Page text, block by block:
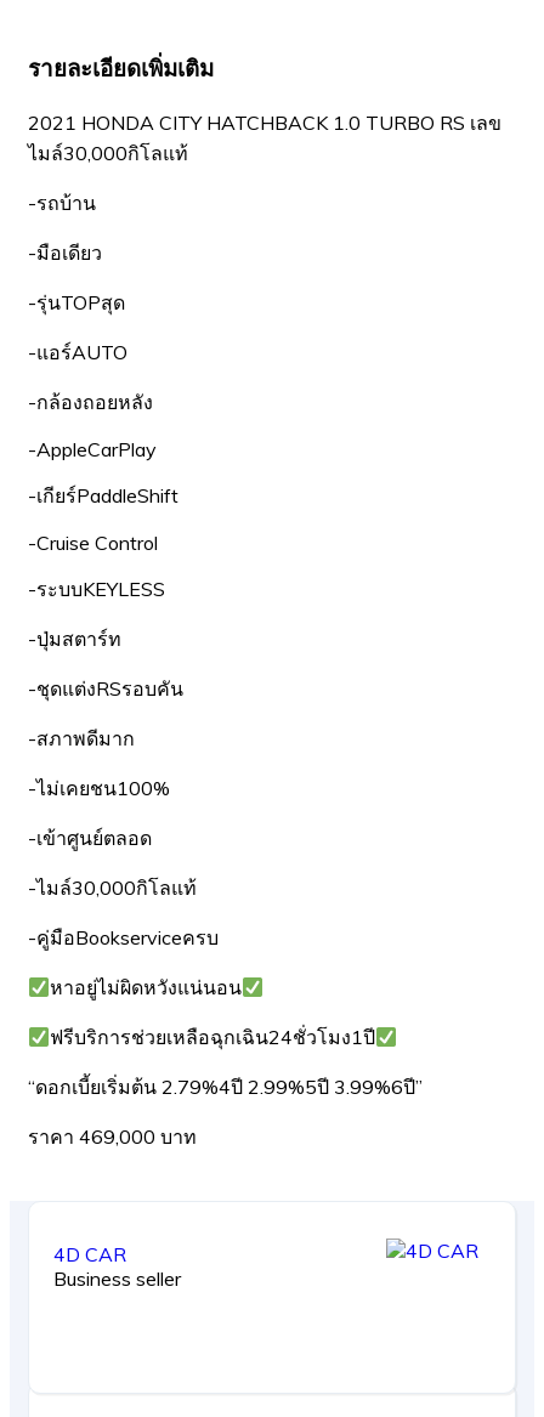
รายละเอียดเพิ่มเติม
2021 HONDA CITY HATCHBACK 1.0 TURBO RS เลข
ไมล์30,000กิโลแท้
-รถบ้าน
-มือเดียว
-รุ่นTOPสุด
-แอร์AUTO
-กล้องถอยหลัง
-AppleCarPlay
-เกียร์PaddleShift
-Cruise Control
-ระบบKEYLESS
-ปุ่มสตาร์ท
-ชุดแต่งRSรอบคัน
-สภาพดีมาก
-ไม่เคยชน100%
-เข้าศูนย์ตลอด
-ไมล์30,000กิโลแท้
-คู่มือBookserviceครบ
หาอยู่ไม่ผิดหวังแน่นอน
ฟรีบริการช่วยเหลือฉุกเฉิน24ชั่วโมง1ปี
“ดอกเบี้ยเริ่มต้น 2.79%4ปี 2.99%5ปี 3.99%6ปี”
ราคา 469,000 บาท
4D CAR
Business seller